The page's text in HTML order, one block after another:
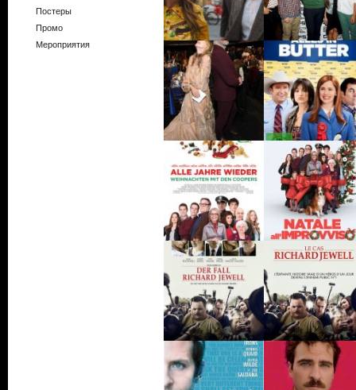
Постеры
Промо
Мероприятия